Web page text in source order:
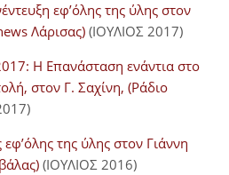
εφ’όλης της ύλης στον
Λάρισας) (ΙΟΥΛΙΟΣ 2017)
Η Επανάσταση ενάντια στο
στον Γ. Σαχίνη, (Ράδιο
της ύλης στον Γιάννη
(ΙΟΥΛΙΟΣ 2016)